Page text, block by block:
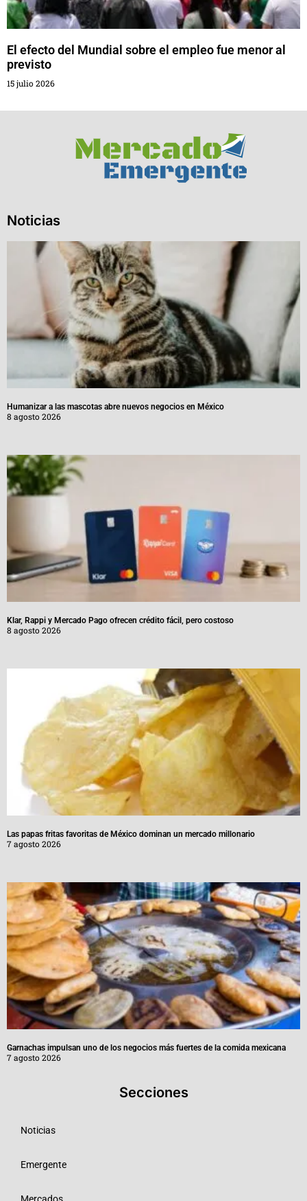
El efecto del Mundial sobre el empleo fue menor al
previsto
15 julio 2026
Noticias
Humanizar a las mascotas abre nuevos negocios en México
8 agosto 2026
Klar, Rappi y Mercado Pago ofrecen crédito fácil, pero costoso
8 agosto 2026
Las papas fritas favoritas de México dominan un mercado millonario
7 agosto 2026
Garnachas impulsan uno de los negocios más fuertes de la comida mexicana
7 agosto 2026
Secciones
Noticias
Emergente